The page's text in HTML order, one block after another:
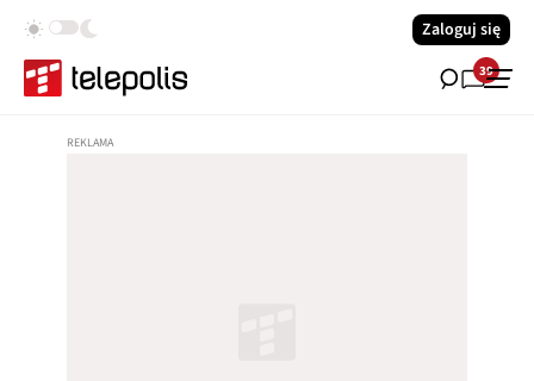
Zaloguj się
39